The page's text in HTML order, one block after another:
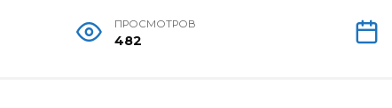
ПРОСМОТРОВ
482